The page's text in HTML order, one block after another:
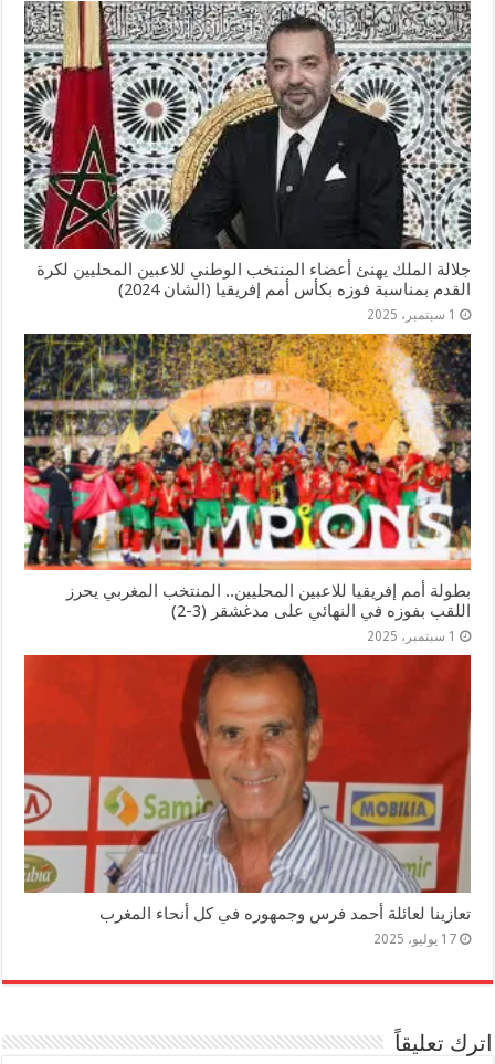
جلالة الملك يهنئ أعضاء المنتخب الوطني للاعبين المحليين لكرة
القدم بمناسبة فوزه بكأس أمم إفریقیا (الشان 2024)
1 سبتمبر، 2025
بطولة أمم إفريقيا للاعبين المحليين.. المنتخب المغربي يحرز
اللقب بفوزه في النهائي على مدغشقر (3-2)
1 سبتمبر، 2025
تعازينا لعائلة أحمد فرس وجمهوره في كل أنحاء المغرب
17 يوليو، 2025
اترك تعليقاً